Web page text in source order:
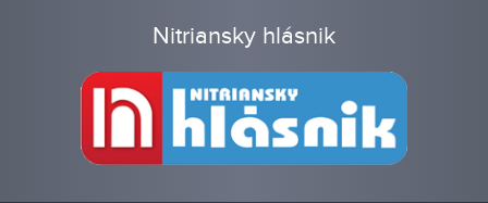
Nitriansky hlásnik